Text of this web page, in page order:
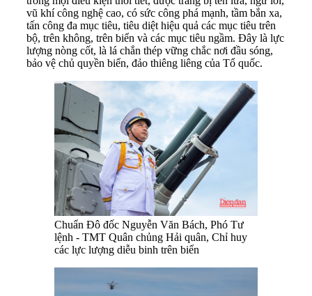
vũ khí công nghệ cao, có sức công phá mạnh, tầm bắn xa,
tấn công đa mục tiêu, tiêu diệt hiệu quả các mục tiêu trên
bộ, trên không, trên biển và các mục tiêu ngầm. Đây là lực
lượng nòng cốt, là lá chắn thép vững chắc nơi đầu sóng,
bảo vệ chủ quyền biển, đảo thiêng liêng của Tổ quốc.
Chuẩn Đô đốc Nguyễn Văn Bách, Phó Tư
lệnh - TMT Quân chủng Hải quân, Chỉ huy
các lực lượng diễu binh trên biển